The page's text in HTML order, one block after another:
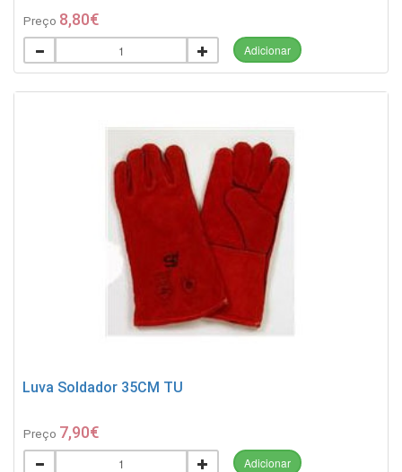
Preço 8,80€
Adicionar
Luva Soldador 35CM TU
Preço 7,90€
Adicionar